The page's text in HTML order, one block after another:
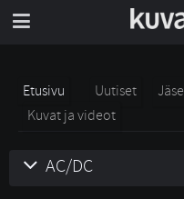
Etusivu Uutiset
Kuvat ja videot
AC/DC